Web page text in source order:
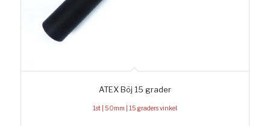
ATEX Böj 15 grader
1st | 50mm | 15 graders vinkel